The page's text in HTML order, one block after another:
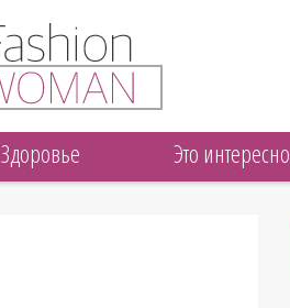
Здоровье Это интересно